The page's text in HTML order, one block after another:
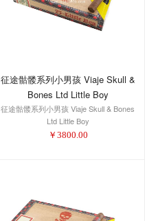
征途骷髅系列小男孩 Viaje Skull &
Bones Ltd Little Boy
征途骷髅系列小男孩 Viaje Skull & Bones
Ltd Little Boy
￥ 3800.00